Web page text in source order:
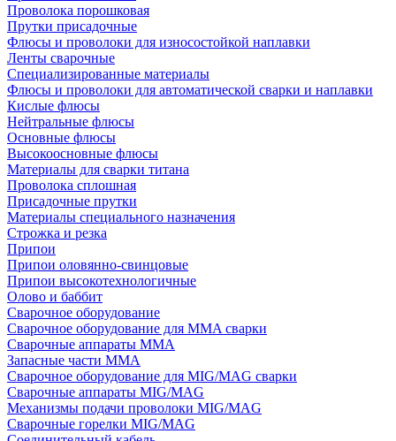
Проволока порошковая
Прутки присадочные
Флюсы и проволоки для износостойкой наплавки
Ленты сварочные
Специализированные материалы
Флюсы и проволоки для автоматической сварки и наплавки
Кислые флюсы
Нейтральные флюсы
Основные флюсы
Высокоосновные флюсы
Материалы для сварки титана
Проволока сплошная
Присадочные прутки
Материалы специального назначения
Строжка и резка
Припои
Припои оловянно-свинцовые
Припои высокотехнологичные
Олово и баббит
Сварочное оборудование
Сварочное оборудование для MMA сварки
Сварочные аппараты MMA
Запасные части MMA
Сварочное оборудование для MIG/MAG сварки
Сварочные аппараты MIG/MAG
Механизмы подачи проволоки MIG/MAG
Сварочные горелки MIG/MAG